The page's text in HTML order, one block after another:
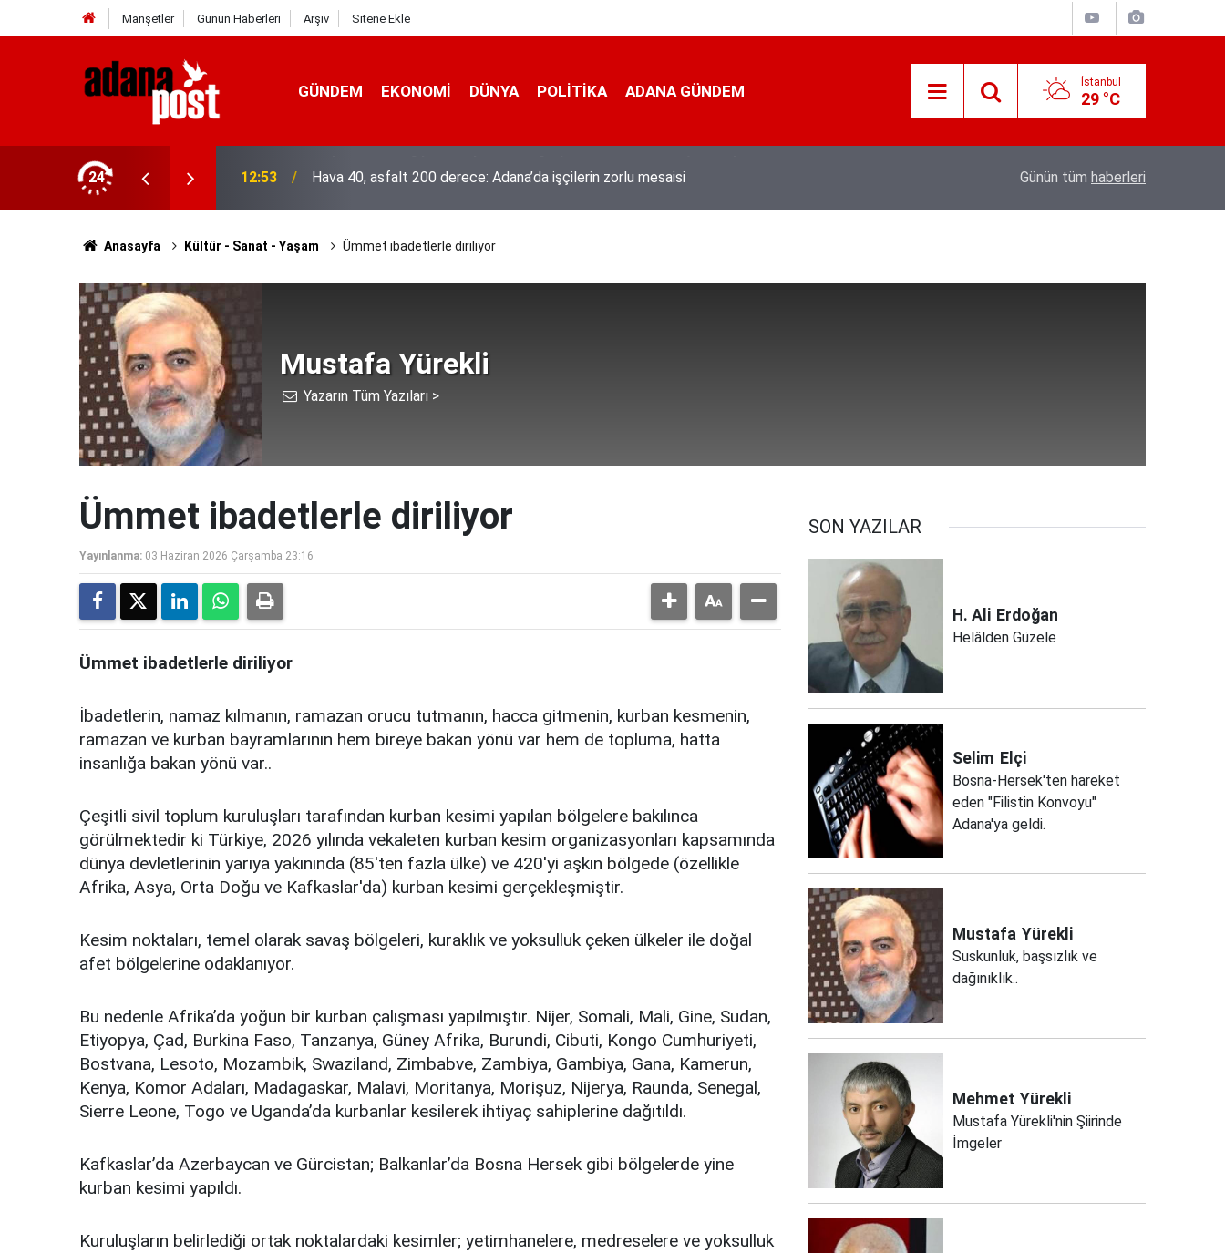
Manşetler Günün Haberleri Arşiv Sitene Ekle
GÜNDEM EKONOMI DÜNYA POLİTİKA ADANA GÜNDEM İstanbul
29 °C
24
karşı direniyor 12:53 Hava 40, asfalt 200 derece: Adana’da işçilerin zorlu mesaisi Türkiye, Suudi Arabistan ve Pakistan
Günün tüm haberleri
Anasayfa Kültür - Sanat - Yaşam Ümmet ibadetlerle diriliyor
Mustafa Yürekli
Yazarın Tüm Yazıları >
Ümmet ibadetlerle diriliyor
Yayınlanma: 03 Haziran 2026 Çarşamba 23:16
Ümmet ibadetlerle diriliyor
İbadetlerin, namaz kılmanın, ramazan orucu tutmanın, hacca gitmenin, kurban kesmenin,
ramazan ve kurban bayramlarının hem bireye bakan yönü var hem de topluma, hatta
insanlığa bakan yönü var..
Çeşitli sivil toplum kuruluşları tarafından kurban kesimi yapılan bölgelere bakılınca
görülmektedir ki Türkiye, 2026 yılında vekaleten kurban kesim organizasyonları kapsamında
dünya devletlerinin yarıya yakınında (85'ten fazla ülke) ve 420'yi aşkın bölgede (özellikle
Afrika, Asya, Orta Doğu ve Kafkaslar'da) kurban kesimi gerçekleşmiştir.
Kesim noktaları, temel olarak savaş bölgeleri, kuraklık ve yoksulluk çeken ülkeler ile doğal
afet bölgelerine odaklanıyor.
Bu nedenle Afrika’da yoğun bir kurban çalışması yapılmıştır. Nijer, Somali, Mali, Gine, Sudan,
Etiyopya, Çad, Burkina Faso, Tanzanya, Güney Afrika, Burundi, Cibuti, Kongo Cumhuriyeti,
Bostvana, Lesoto, Mozambik, Swaziland, Zimbabve, Zambiya, Gambiya, Gana, Kamerun,
Kenya, Komor Adaları, Madagaskar, Malavi, Moritanya, Morişuz, Nijerya, Raunda, Senegal,
Sierre Leone, Togo ve Uganda’da kurbanlar kesilerek ihtiyaç sahiplerine dağıtıldı.
Kafkaslar’da Azerbaycan ve Gürcistan; Balkanlar’da Bosna Hersek gibi bölgelerde yine
kurban kesimi yapıldı.
Kuruluşların belirlediği ortak noktalardaki kesimler; yetimhanelere, medreselere ve yoksulluk
SON YAZILAR
H. Ali Erdoğan
Helâlden Güzele
Selim Elçi
Bosna-Hersek'ten hareket
eden "Filistin Konvoyu"
Adana'ya geldi.
Mustafa Yürekli
Suskunluk, başsızlık ve
dağınıklık..
Mehmet Yürekli
Mustafa Yürekli'nin Şiirinde
İmgeler